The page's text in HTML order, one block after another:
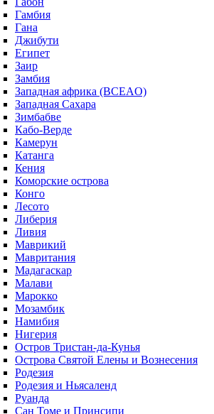
Гамбия
Гана
Джибути
Египет
Заир
Замбия
Западная африка (BCEAO)
Западная Сахара
Зимбабве
Кабо-Верде
Камерун
Катанга
Кения
Коморские острова
Конго
Лесото
Либерия
Ливия
Маврикий
Мавритания
Мадагаскар
Малави
Марокко
Мозамбик
Намибия
Нигерия
Остров Тристан-да-Кунья
Острова Святой Елены и Вознесения
Родезия
Родезия и Ньясаленд
Руанда
Сан Томе и Принсипи